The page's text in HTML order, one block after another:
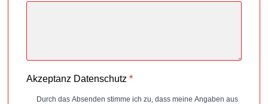
Akzeptanz Datenschutz *
Durch das Absenden stimme ich zu, dass meine Angaben aus